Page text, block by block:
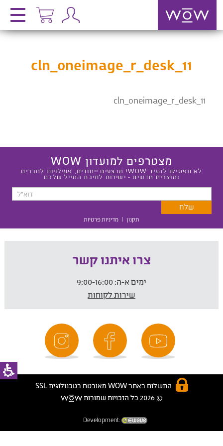
cln_oneimage_r_desk_11
cln_oneimage_r_desk_11
מצטרפים למועדון WOW
לא תפסיקו להגיד WOW! מבצעים ייחודים, פעילויות לחברים
ומוצרים חדשים - ישירות לתיבת המייל שלכם
תקנון | מדיניות פרטיות
צרו איתנו קשר
ימים א-ה:
שירות לקוחות
התשלום באתר WOW מאובטח בטכנולוגית SSL
© 2026 כל הזכויות שמורות
Development: